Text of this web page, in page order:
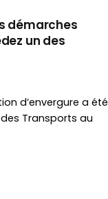
démarches
un des
d’envergure a été
Transports au